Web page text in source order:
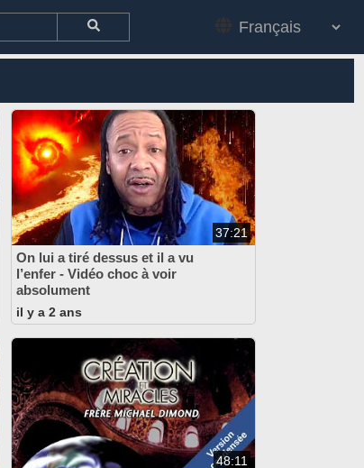
37:21
On lui a tiré dessus et il a vu
l’enfer - Vidéo choc à voir
absolument
il y a 2 ans
48:11